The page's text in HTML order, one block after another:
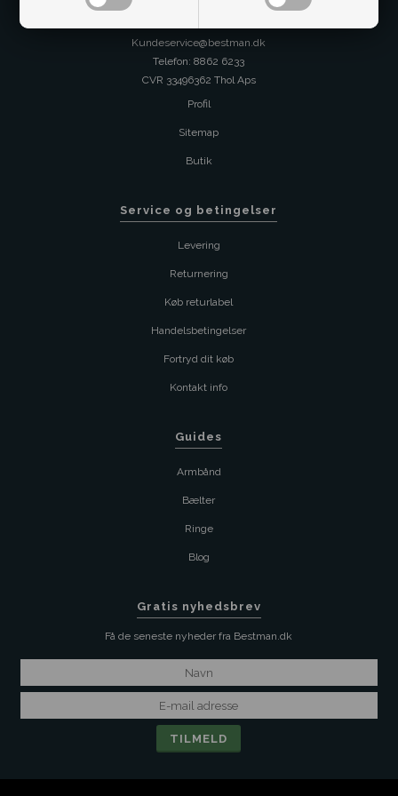
Kundeservice@bestman.dk
Telefon: 8862 6233
CVR 33496362 Thol Aps
Profil
Sitemap
Butik
Service og betingelser
Levering
Returnering
Køb returlabel
Handelsbetingelser
Fortryd dit køb
Kontakt info
Guides
Armbånd
Bælter
Ringe
Blog
Gratis nyhedsbrev
Få de seneste nyheder fra Bestman.dk